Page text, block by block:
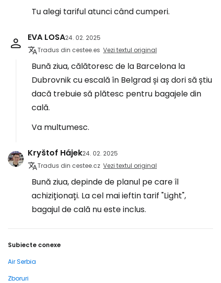
Tu alegi tariful atunci când cumperi.
EVA LOSA24. 02. 2025
Tradus din cestee.es Vezi textul original
Bună ziua, călătoresc de la Barcelona la
Dubrovnik cu escală în Belgrad și aș dori să știu
dacă trebuie să plătesc pentru bagajele din
cală.
Va multumesc.
Kryštof Hájek24. 02. 2025
Tradus din cestee.cz Vezi textul original
Bună ziua, depinde de planul pe care îl
achiziționați. La cel mai ieftin tarif "Light",
bagajul de cală nu este inclus.
Subiecte conexe
Air Serbia
Zboruri